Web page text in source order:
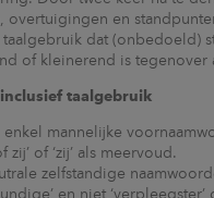
overtuigingen en
dat (onbedoeld)
of kleinerend is tegenover
taalgebruik
enkel mannelijke
zij’ of ‘zij’ als meervoud.
zelfstandige
en niet ‘verpleegster’